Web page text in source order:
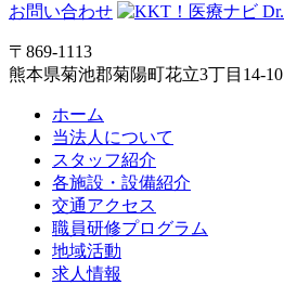
お問い合わせ
〒869-1113
熊本県菊池郡菊陽町花立3丁目14-10
ホーム
当法人について
スタッフ紹介
各施設・設備紹介
交通アクセス
職員研修プログラム
地域活動
求人情報